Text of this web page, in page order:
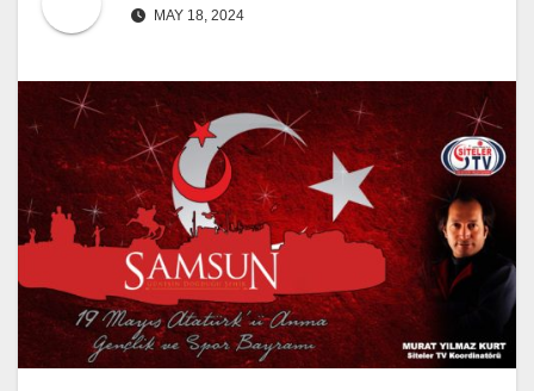
MAY 18, 2024